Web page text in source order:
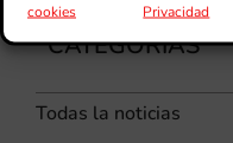
cookies
Privacidad
CATEGORÍAS
Todas la noticias